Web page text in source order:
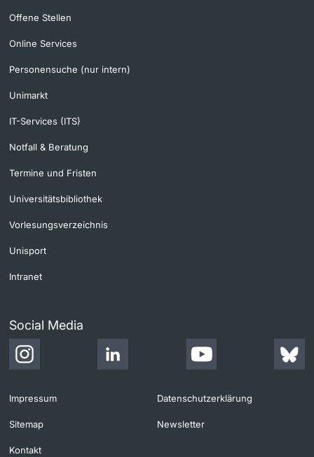
Offene Stellen
Online Services
Personensuche (nur intern)
Unimarkt
IT-Services (ITS)
Notfall & Beratung
Termine und Fristen
Universitätsbibliothek
Vorlesungsverzeichnis
Unisport
Intranet
Social Media
Impressum Datenschutzerklärung
Sitemap Newsletter
Kontakt